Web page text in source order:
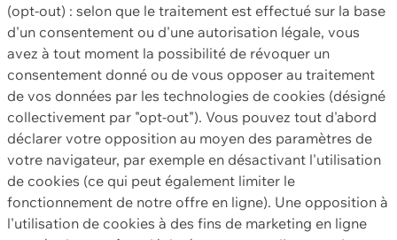
(opt-out) : selon que le traitement est effectué sur la base
d'un consentement ou d'une autorisation légale, vous
avez à tout moment la possibilité de révoquer un
consentement donné ou de vous opposer au traitement
de vos données par les technologies de cookies (désigné
collectivement par "opt-out"). Vous pouvez tout d'abord
déclarer votre opposition au moyen des paramètres de
votre navigateur, par exemple en désactivant l'utilisation
de cookies (ce qui peut également limiter le
fonctionnement de notre offre en ligne). Une opposition à
l'utilisation de cookies à des fins de marketing en ligne